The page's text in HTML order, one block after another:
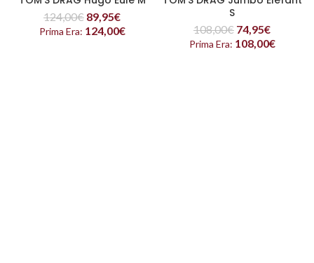
124,00€ 89,95€
Prima Era: 124,00€
S
108,00€ 74,95€
Prima Era: 108,00€